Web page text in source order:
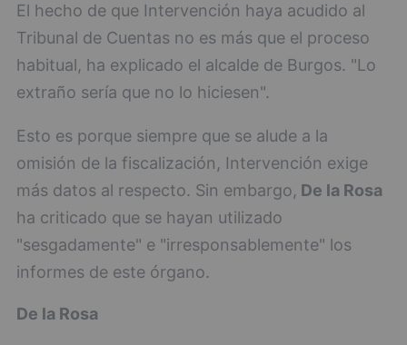
El hecho de que Intervención haya acudido al
Tribunal de Cuentas no es más que el proceso
habitual, ha explicado el alcalde de Burgos. "Lo
extraño sería que no lo hiciesen".
Esto es porque siempre que se alude a la
omisión de la fiscalización, Intervención exige
más datos al respecto. Sin embargo, De la Rosa
ha criticado que se hayan utilizado
"sesgadamente" e "irresponsablemente" los
informes de este órgano.
De la Rosa